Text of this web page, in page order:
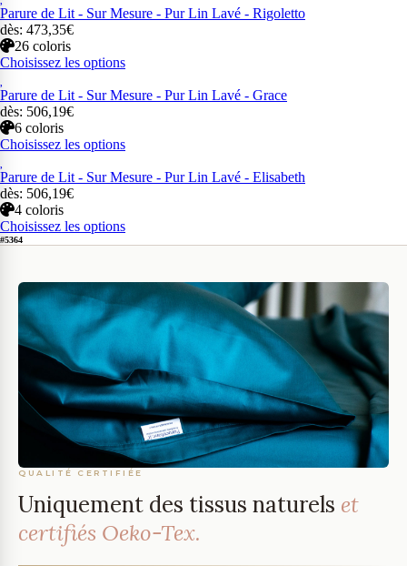
Parure de Lit - Sur Mesure - Pur Lin Lavé - Rigoletto
dès: 473,35€
26 coloris
Choisissez les options
Parure de Lit - Sur Mesure - Pur Lin Lavé - Grace
dès: 506,19€
6 coloris
Choisissez les options
Parure de Lit - Sur Mesure - Pur Lin Lavé - Elisabeth
dès: 506,19€
4 coloris
Choisissez les options
#5364
QUALITÉ CERTIFIÉE
Uniquement des tissus naturels et
certifiés Oeko-Tex.